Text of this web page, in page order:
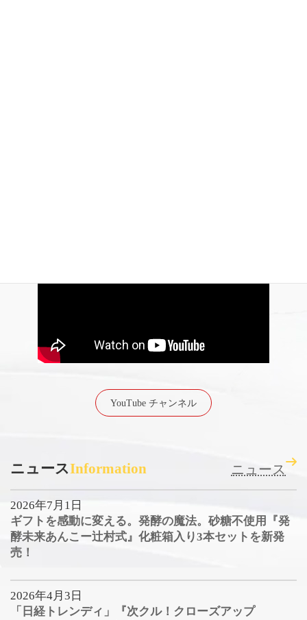
YouTube チャンネル
ニュースInformation ニュース
2026年7月1日
ギフトを感動に変える。発酵の魔法。砂糖不使用『発
酵未来あんこー辻村式』化粧箱入り3本セットを新発
売！
2026年4月3日
「日経トレンディ」『次クル！クローズアップ